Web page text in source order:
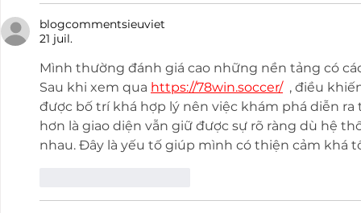
blogcommentsieuviet
21 juil.
Mình thường đánh giá cao những nền tảng có
Sau khi xem qua https://78win.soccer/ , điều
được bố trí khá hợp lý nên việc khám phá diễn
hơn là giao diện vẫn giữ được sự rõ ràng dù hệ
nhau. Đây là yếu tố giúp mình có thiện cảm khá